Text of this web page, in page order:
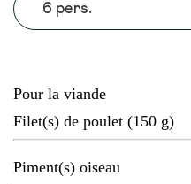
6 pers.
Pour la viande
Filet(s) de poulet (150 g)
Piment(s) oiseau